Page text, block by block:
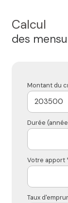
Calcul
des
Montant du
Durée
Votre apport
Taux